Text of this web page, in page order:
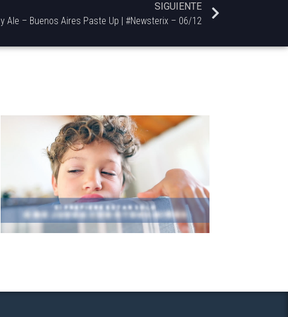
SIGUIENTE
y Ale – Buenos Aires Paste Up | #Newsterix – 06/12